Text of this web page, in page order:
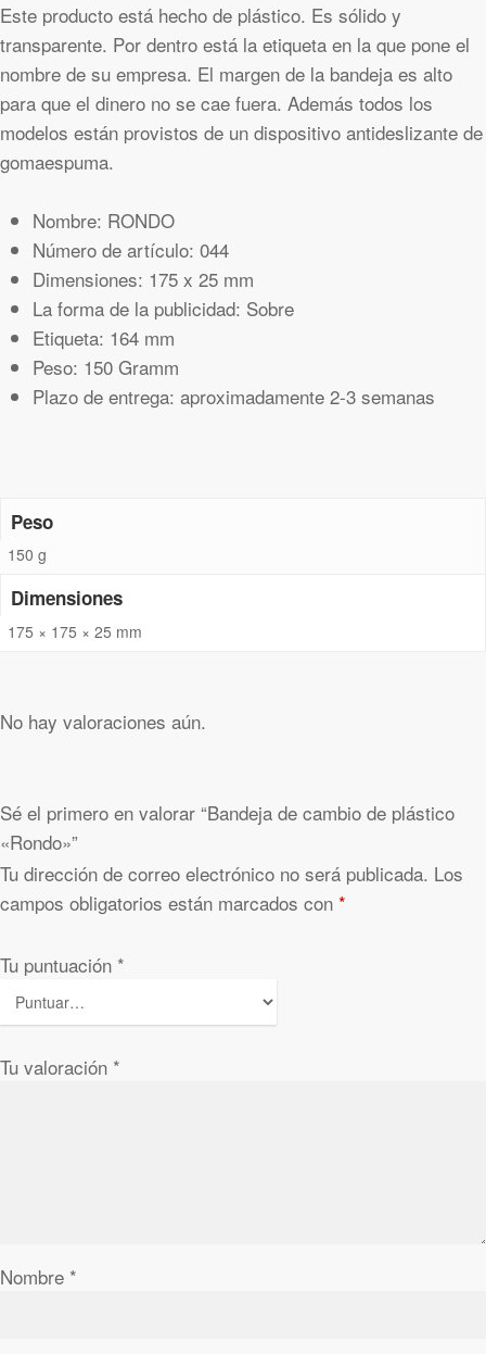
Este producto está hecho de plástico. Es sólido y
transparente. Por dentro está la etiqueta en la que pone el
nombre de su empresa. El margen de la bandeja es alto
para que el dinero no se cae fuera. Además todos los
modelos están provistos de un dispositivo antideslizante de
gomaespuma.
Nombre: RONDO
Número de artículo: 044
Dimensiones: 175 x 25 mm
La forma de la publicidad: Sobre
Etiqueta: 164 mm
Peso: 150 Gramm
Plazo de entrega: aproximadamente 2-3 semanas
Peso
150 g
Dimensiones
175 × 175 × 25 mm
No hay valoraciones aún.
Sé el primero en valorar “Bandeja de cambio de plástico
«Rondo»”
Tu dirección de correo electrónico no será publicada. Los
campos obligatorios están marcados con *
Tu puntuación *
Tu valoración *
Nombre *